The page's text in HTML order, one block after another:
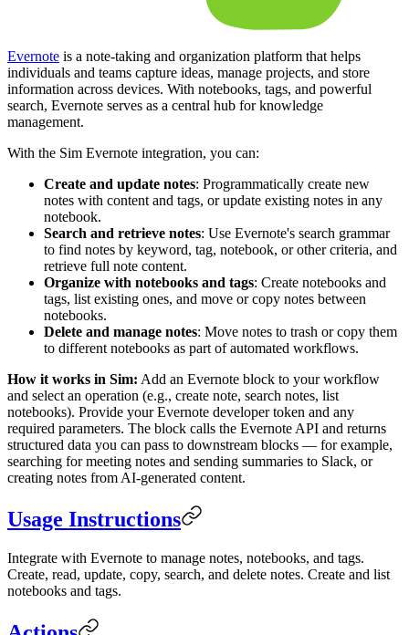
Evernote is a note-taking and organization platform that helps
individuals and teams capture ideas, manage projects, and store
information across devices. With notebooks, tags, and powerful
search, Evernote serves as a central hub for knowledge
management.
With the Sim Evernote integration, you can:
Create and update notes: Programmatically create new
notes with content and tags, or update existing notes in any
notebook.
Search and retrieve notes: Use Evernote's search grammar
to find notes by keyword, tag, notebook, or other criteria, and
retrieve full note content.
Organize with notebooks and tags: Create notebooks and
tags, list existing ones, and move or copy notes between
notebooks.
Delete and manage notes: Move notes to trash or copy them
to different notebooks as part of automated workflows.
How it works in Sim: Add an Evernote block to your workflow
and select an operation (e.g., create note, search notes, list
notebooks). Provide your Evernote developer token and any
required parameters. The block calls the Evernote API and returns
structured data you can pass to downstream blocks — for example,
searching for meeting notes and sending summaries to Slack, or
creating notes from AI-generated content.
Usage Instructions
Integrate with Evernote to manage notes, notebooks, and tags.
Create, read, update, copy, search, and delete notes. Create and list
notebooks and tags.